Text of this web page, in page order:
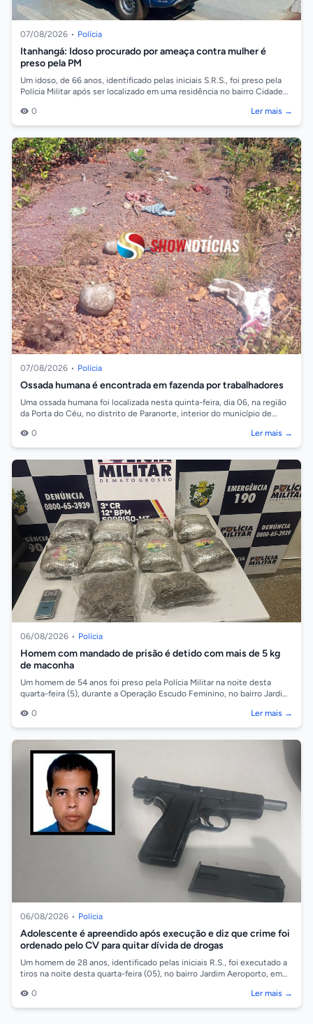
07/08/2026 • Polícia
Itanhangá: Idoso procurado por ameaça contra mulher é
preso pela PM
Um idoso, de 66 anos, identificado pelas iniciais S.R.S., foi preso pela
Polícia Militar após ser localizado em uma residência no bairro Cidade
0
Ler mais →
07/08/2026 • Polícia
Ossada humana é encontrada em fazenda por trabalhadores
Uma ossada humana foi localizada nesta quinta-feira, dia 06, na região
da Porta do Céu, no distrito de Paranorte, interior do município de
0
Ler mais →
06/08/2026 • Polícia
Homem com mandado de prisão é detido com mais de 5 kg
de maconha
Um homem de 54 anos foi preso pela Polícia Militar na noite desta
quarta-feira (5), durante a Operação Escudo Feminino, no bairro Jardim
0
Ler mais →
06/08/2026 • Polícia
Adolescente é apreendido após execução e diz que crime foi
ordenado pelo CV para quitar dívida de drogas
Um homem de 28 anos, identificado pelas iniciais R.S., foi executado a
tiros na noite desta quarta-feira (05), no bairro Jardim Aeroporto, em
0
Ler mais →